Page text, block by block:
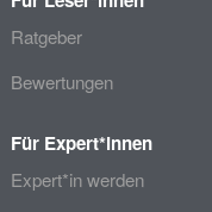
Ratgeber
Bewertungen
Für Expert*innen
Expert*in werden